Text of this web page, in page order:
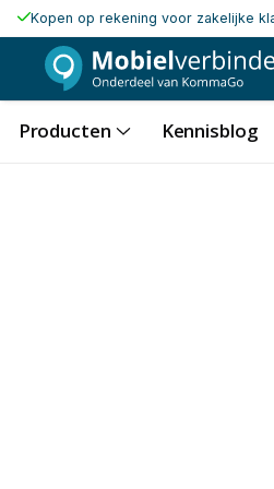
Kopen op rekening voor zakelijke
Producten Kennisblog